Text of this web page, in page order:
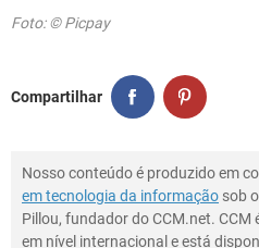
Foto: © Picpay
Compartilhar
Nosso conteúdo é produzido em
em tecnologia da informação sob
Pillou, fundador do CCM.net.
em nível internacional e está